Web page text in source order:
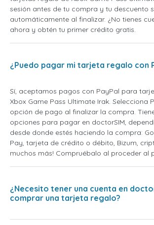
sesión antes de tu compra y tu descuento
automáticamente al finalizar. ¿No tienes
ahora y obtén tu primer crédito gratis.
¿Puedo pagar mi tarjeta regalo con
Sí, aceptamos pagos con PayPal para
Xbox Game Pass Ultimate Irak. Selecciona
opción de pago al finalizar la compra.
opciones para pagar en doctorSIM,
desde donde estés haciendo la compra:
Pay, tarjeta de crédito o débito, Bizum,
muchos más! Compruébalo al proceder al
¿Necesito tener una cuenta en
comprar una tarjeta regalo?